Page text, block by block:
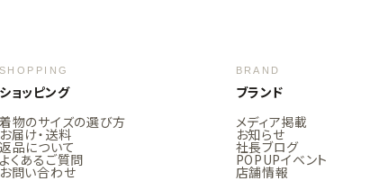
SHOPPING
ショッピング
着物のサイズの選び方
お届け・送料
返品について
よくあるご質問
お問い合わせ
BRAND
ブランド
メディア掲載
お知らせ
社長ブログ
POPUPイベント
店舗情報